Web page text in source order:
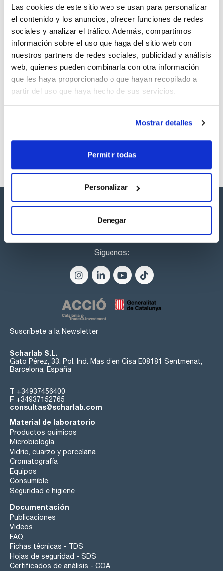
Las cookies de este sitio web se usan para personalizar
el contenido y los anuncios, ofrecer funciones de redes
sociales y analizar el tráfico. Además, compartimos
información sobre el uso que haga del sitio web con
nuestros partners de redes sociales, publicidad y análisis
web, quienes pueden combinarla con otra información
que les haya proporcionado o que hayan recopilado a
partir del uso que haya hecho de sus servicios.
Mostrar detalles
Permitir todas
Personalizar
Denegar
TDS / Ficha técnica
Regístrate para
descargas
COA
Regístrate para
descargas
SDS/ Hoja de seguridad
Regístrate para
descargas
Los productos marcados con esta imagen son
productos marca Scharlau habitualmente en stock,
Síguenos:
Suscríbete a la Newsletter
Scharlab S.L.
Gato Pérez, 33. Pol. Ind. Mas d’en Cisa E08181 Sentmenat,
Barcelona, España
T +34937456400
F +34937152765
consultas@scharlab.com
Material de laboratorio
Productos químicos
Microbiología
Vidrio, cuarzo y porcelana
Cromatografía
Equipos
Consumible
Seguridad e higiene
Documentación
Publicaciones
Videos
FAQ
Fichas técnicas - TDS
Hojas de seguridad - SDS
Certificados de análisis - COA